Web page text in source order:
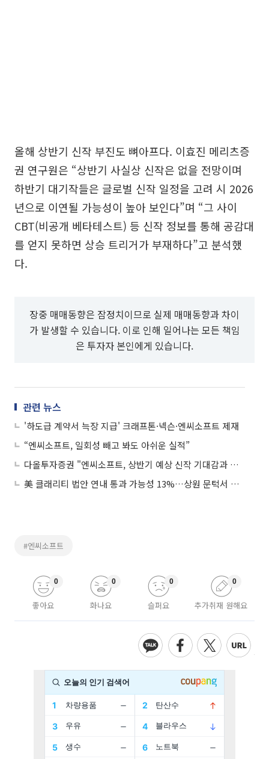
올해 상반기 신작 부진도 뼈아프다. 이효진 메리츠증
권 연구원은 “상반기 사실상 신작은 없을 전망이며
하반기 대기작들은 글로벌 신작 일정을 고려 시 2026
년으로 이연될 가능성이 높아 보인다”며 “그 사이
CBT(비공개 베타테스트) 등 신작 정보를 통해 공감대
를 얻지 못하면 상승 트리거가 부재하다”고 분석했
다.
장중 매매동향은 잠정치이므로 실제 매매동향과 차이
가 발생할 수 있습니다. 이로 인해 일어나는 모든 책임
은 투자자 본인에게 있습니다.
관련 뉴스
'하도급 계약서 늑장 지급' 크래프톤·넥슨·엔씨소프트 제재
“엔씨소프트, 일회성 빼고 봐도 아쉬운 실적”
다올투자증권 "엔씨소프트, 상반기 예상 신작 기대감과 흥행 여부에 주목"
美 클래리티 법안 연내 통과 가능성 13%…상원 문턱서 제동
#엔씨소프트
좋아요
0
화나요
0
슬퍼요
0
추가취재 원해요
0